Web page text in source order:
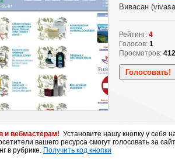
Вивасан
Рейтинг: 4
Голосов: 1
Просмотров:
и вебмастерам! Установите нашу кнопку у себя
вашего ресурса смогут голосовать за
в рубрике. Получить код кнопки